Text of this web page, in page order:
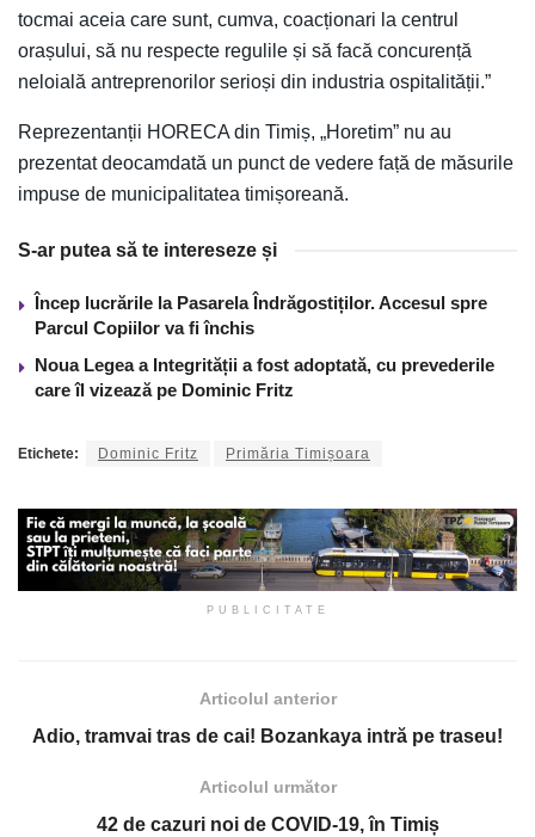
tocmai aceia care sunt, cumva, coacționari la centrul
orașului, să nu respecte regulile și să facă concurență
neloială antreprenorilor serioși din industria ospitalității.”
Reprezentanții HORECA din Timiș, „Horetim” nu au
prezentat deocamdată un punct de vedere față de măsurile
impuse de municipalitatea timișoreană.
S-ar putea să te intereseze și
Încep lucrările la Pasarela Îndrăgostiților. Accesul spre
Parcul Copiilor va fi închis
Noua Legea a Integrității a fost adoptată, cu prevederile
care îl vizează pe Dominic Fritz
Etichete: Dominic Fritz Primăria Timișoara
PUBLICITATE
Articolul anterior
Adio, tramvai tras de cai! Bozankaya intră pe traseu!
Articolul următor
42 de cazuri noi de COVID-19, în Timiș